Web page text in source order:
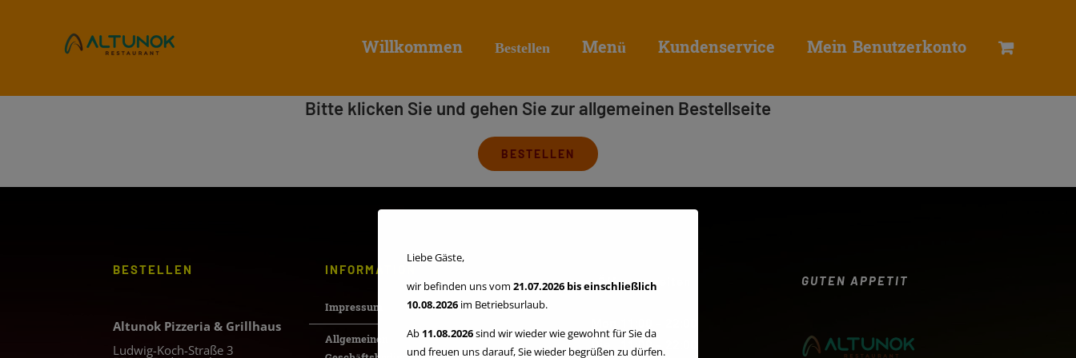
Willkommen Bestellen Menü Kundenservice Mein Benutzerkonto
Bitte klicken Sie und gehen Sie zur allgemeinen Bestellseite
BESTELLEN
BESTELLEN
Altunok Pizzeria & Grillhaus
Ludwig-Koch-Straße 3
INFORMATION
Impressum
Allgemeinen
Öffnungszeiten
Die 11:00 – 22:00
GUTEN APPETIT
Liebe Gäste,
wir befinden uns vom 21.07.2026 bis einschließlich
10.08.2026 im Betriebsurlaub.
Ab 11.08.2026sind wir wieder wie gewohnt für Sie da
und freuen uns darauf, Sie wieder begrüßen zu dürfen.